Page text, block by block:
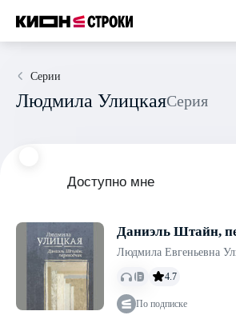
Серии
Людмила Улицкая Серия
Доступно мне
Даниэль Штайн,
Людмила Евгеньевна
4.7
По подписке